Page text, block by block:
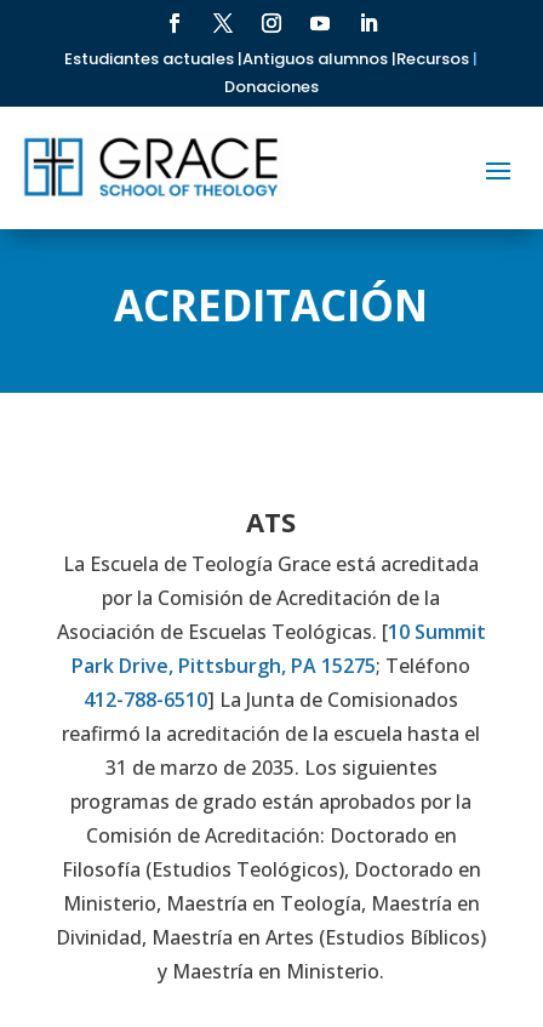
Estudiantes actuales |Antiguos alumnos |Recursos |
Donaciones
ACREDITACIÓN
ATS
La Escuela de Teología Grace está acreditada
por la Comisión de Acreditación de la
Asociación de Escuelas Teológicas. [10 Summit
Park Drive, Pittsburgh, PA 15275; Teléfono
412-788-6510] La Junta de Comisionados
reafirmó la acreditación de la escuela hasta el
31 de marzo de 2035. Los siguientes
programas de grado están aprobados por la
Comisión de Acreditación: Doctorado en
Filosofía (Estudios Teológicos), Doctorado en
Ministerio, Maestría en Teología, Maestría en
Divinidad, Maestría en Artes (Estudios Bíblicos)
y Maestría en Ministerio.